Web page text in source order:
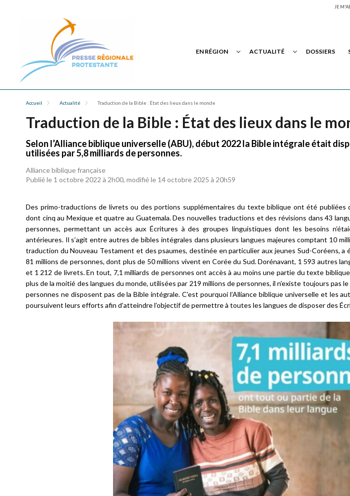
JE
EN RÉGION ACTUALITÉ DOSSIERS
Accueil Actualité Traduction de la Bible : État des lieux dans le monde
Traduction de la Bible : État des lieux dans le
Selon l’Alliance biblique universelle (ABU), début 2022 la Bible intégrale était
utilisées par 5,8 milliards de personnes.
Alliance biblique française
Publié le 1 octobre 2022 à 2h00, modifié le 14 octobre 2025 à 20h59
Des primo-traductions de livrets ou des portions supplémentaires du texte biblique ont été publiées
dont cinq au Mexique et quatre au Guatemala. Des nouvelles traductions et des révisions dans 43
personnes, permettant un accès aux Écritures à des groupes linguistiques dont les besoins
antérieures. Il s’agit entre autres de bibles intégrales dans plusieurs langues majeures comptant 10
traduction du Nouveau Testament et des psaumes, destinée en particulier aux jeunes Sud-Coréens, a
81 millions de personnes, dont plus de 50 millions vivent en Corée du Sud. Dorénavant, 1 593 autres
et 1 212 de livrets. En tout, 7,1 milliards de personnes ont accès à au moins une partie du texte
plus de la moitié des langues du monde, utilisées par 219 millions de personnes, il n’existe toujours pas
personnes ne disposent pas de la Bible intégrale. C’est pourquoi l’Alliance biblique universelle et les
poursuivent leurs efforts afin d’atteindre l’objectif de permettre à toutes les langues de disposer des